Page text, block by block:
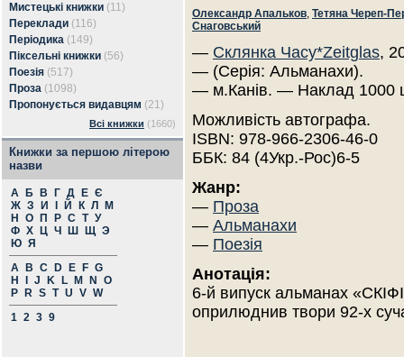
Мистецькі книжки (11)
Переклади (116)
Періодика (149)
Піксельні книжки (56)
Поезія (517)
Проза (1098)
Пропонується видавцям (21)
Всі книжки (1660)
Книжки за першою літерою
назви
А Б В Г Д Е Є
Ж З И Й К Л
М
Н
О П Р С Т У
Ф Х Ц Ч Ш Щ Э
Ю Я
A
B C D E F G
H
J K L M N
O
P
R S T U V W
1 2 3 9
Олександр Апальков, Тетяна Череп-
Снаговський
— Склянка Часу*Zeitglas,
— (Серія: Альманахи).
— м.Канів. — Наклад 1000
Можливість автографа.
ISBN: 978-966-2306-46-0
ББК: 84 (4Укр.-Рос)6-5
Жанр:
— Проза
— Альманахи
— Поезія
Анотація:
6-й випуск альманах
оприлюднив твори 92-х